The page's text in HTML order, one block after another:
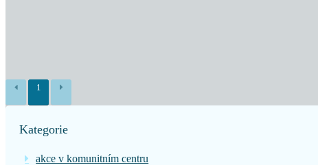
1
Kategorie
akce v komunitním centru